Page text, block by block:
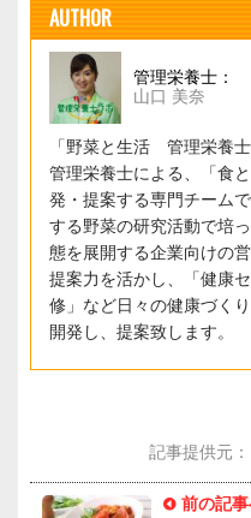
AUTHOR
管理栄養士：
山口 美奈
「野菜と生活 管理栄養
管理栄養士による、「食
発・提案する専門チーム
する野菜の研究活動で培
態を展開する企業向けの
提案力を活かし、「健康
修」など日々の健康づく
開発し、提案致します。
記事提供元：
前の記